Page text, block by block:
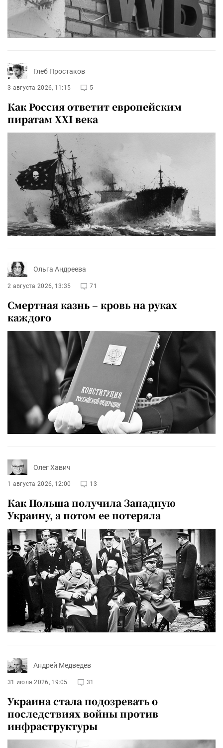
Глеб Простаков
3 августа 2026, 11:15 5
Как Россия ответит европейским
пиратам XXI века
Ольга Андреева
2 августа 2026, 13:35 71
Смертная казнь – кровь на руках
каждого
Олег Хавич
1 августа 2026, 12:00 13
Как Польша получила Западную
Украину, а потом ее потеряла
Андрей Медведев
31 июля 2026, 19:05 31
Украина стала подозревать о
последствиях войны против
инфраструктуры